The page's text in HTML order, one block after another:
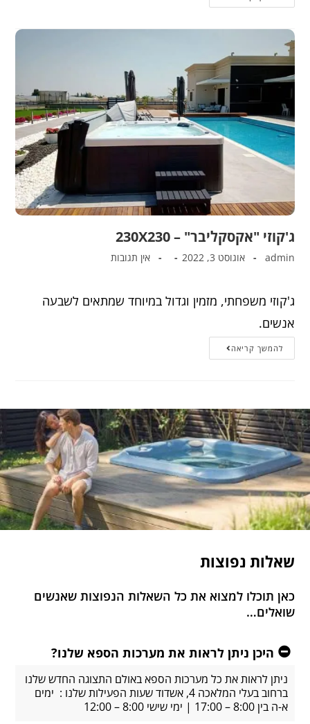
ג'קוזי "אקסקליבר" – 230X230
admin אוגוסט 3, 2022 אין תגובות
ג'קוזי משפחתי, מזמין וגדול במיוחד שמתאים לשבעה
אנשים.
להמשך קריאה
שאלות נפוצות
כאן תוכלו למצוא את כל השאלות הנפוצות שאנשים
שואלים…
היכן ניתן לראות את מערכות הספא שלנו?
ניתן לראות את כל מערכות הספא באולם התצוגה החדש שלנו
ברחוב בעלי המלאכה 4, אשדוד שעות הפעילות שלנו : ימים
א-ה בין 8:00 – 17:00 | ימי שישי 8:00 – 12:00